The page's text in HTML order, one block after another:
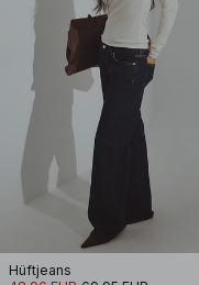
Hüftjeans